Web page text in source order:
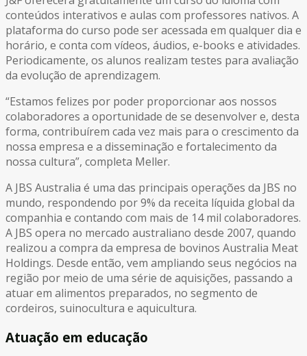
conteúdos interativos e aulas com professores nativos. A
plataforma do curso pode ser acessada em qualquer dia e
horário, e conta com vídeos, áudios, e-books e atividades.
Periodicamente, os alunos realizam testes para avaliação
da evolução de aprendizagem.
“Estamos felizes por poder proporcionar aos nossos
colaboradores a oportunidade de se desenvolver e, desta
forma, contribuírem cada vez mais para o crescimento da
nossa empresa e a disseminação e fortalecimento da
nossa cultura”, completa Meller.
A JBS Australia é uma das principais operações da JBS no
mundo, respondendo por 9% da receita líquida global da
companhia e contando com mais de 14 mil colaboradores.
A JBS opera no mercado australiano desde 2007, quando
realizou a compra da empresa de bovinos Australia Meat
Holdings. Desde então, vem ampliando seus negócios na
região por meio de uma série de aquisições, passando a
atuar em alimentos preparados, no segmento de
cordeiros, suinocultura e aquicultura.
Atuação em educação